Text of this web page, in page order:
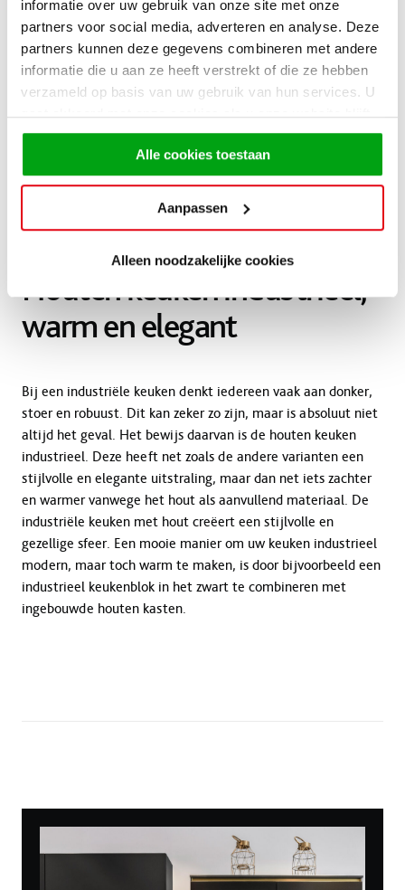
informatie over uw gebruik van onze site met onze
partners voor social media, adverteren en analyse. Deze
partners kunnen deze gegevens combineren met andere
informatie die u aan ze heeft verstrekt of die ze hebben
verzameld op basis van uw gebruik van hun services. U
gaat akkoord met onze cookies als u onze website blijft
gebruiken.
Alle cookies toestaan
Aanpassen
Alleen noodzakelijke cookies
Anderzijds is het een stoere industriële keuken, vanwege de
moderne en robuuste look.
Houten keuken industrieel;
warm en elegant
Bij een industriële keuken denkt iedereen vaak aan donker,
stoer en robuust. Dit kan zeker zo zijn, maar is absoluut niet
altijd het geval. Het bewijs daarvan is de houten keuken
industrieel. Deze heeft net zoals de andere varianten een
stijlvolle en elegante uitstraling, maar dan net iets zachter
en warmer vanwege het hout als aanvullend materiaal. De
industriële keuken met hout creëert een stijlvolle en
gezellige sfeer. Een mooie manier om uw keuken industrieel
modern, maar toch warm te maken, is door bijvoorbeeld een
industrieel keukenblok in het zwart te combineren met
ingebouwde houten kasten.